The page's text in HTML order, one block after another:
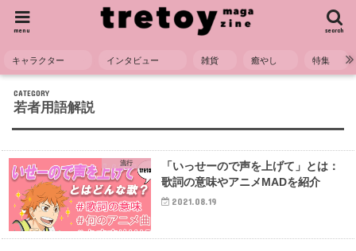
search
menu
キャラクター インタビュー 雑貨 癒やし 特集
HOME 流行 若者用語解説
若者用語解説
流行
「いっせーので声を上げて」とは：
歌詞の意味やアニメMADを紹介
2021.08.19